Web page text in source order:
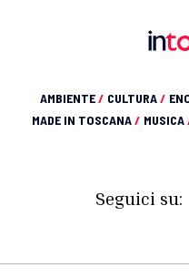
AMBIENTE/ CULTURA/
MADE IN TOSCANA/ MUSICA
Seguici su: